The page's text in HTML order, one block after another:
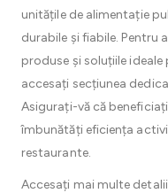
unitățile de alimentație
durabile și fiabile. Pentru
produse și soluțiile
accesați secțiunea
Asigurați-vă că
îmbunătăți eficiența
restaurante.
Accesați mai multe